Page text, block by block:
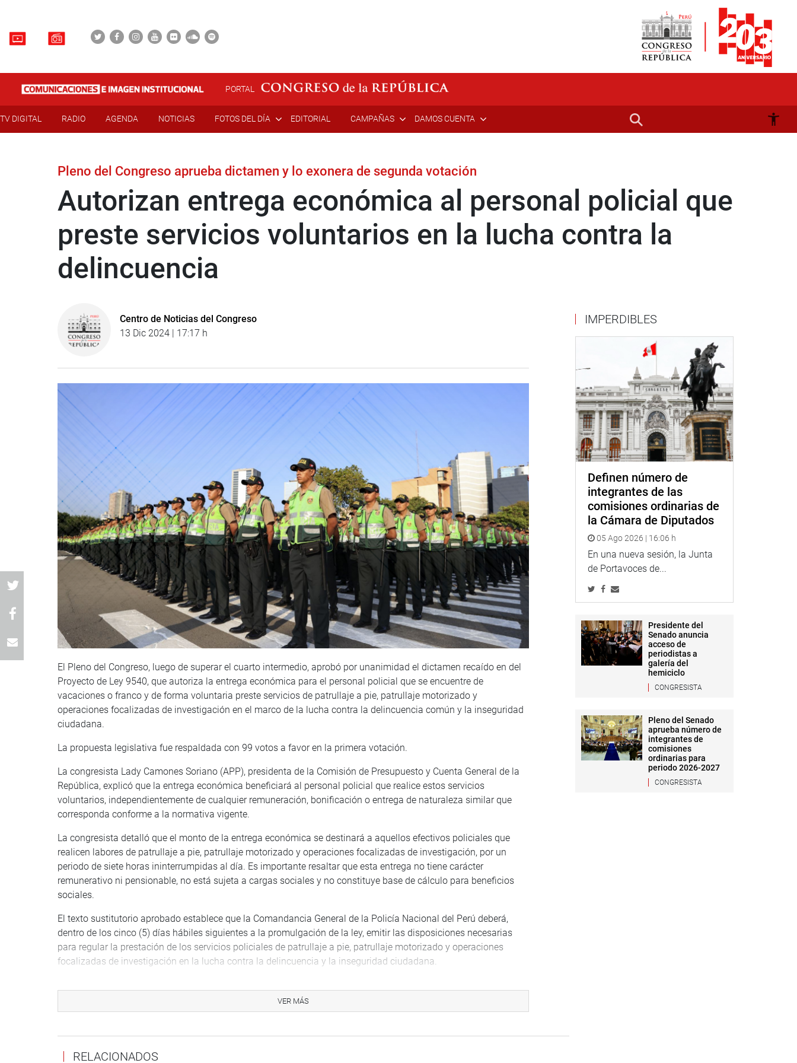
PORTAL
TV DIGITAL RADIO AGENDA NOTICIAS FOTOS DEL DÍA EDITORIAL CAMPAÑAS DAMOS CUENTA
Pleno del Congreso aprueba dictamen y lo exonera de segunda votación
Autorizan entrega económica al personal policial que
preste servicios voluntarios en la lucha contra la
delincuencia
Centro de Noticias del Congreso
13 Dic 2024 | 17:17 h
El Pleno del Congreso, luego de superar el cuarto intermedio, aprobó por unanimidad el dictamen recaído en del
Proyecto de Ley 9540, que autoriza la entrega económica para el personal policial que se encuentre de
vacaciones o franco y de forma voluntaria preste servicios de patrullaje a pie, patrullaje motorizado y
operaciones focalizadas de investigación en el marco de la lucha contra la delincuencia común y la inseguridad
ciudadana.
La propuesta legislativa fue respaldada con 99 votos a favor en la primera votación.
La congresista Lady Camones Soriano (APP), presidenta de la Comisión de Presupuesto y Cuenta General de la
República, explicó que la entrega económica beneficiará al personal policial que realice estos servicios
voluntarios, independientemente de cualquier remuneración, bonificación o entrega de naturaleza similar que
corresponda conforme a la normativa vigente.
La congresista detalló que el monto de la entrega económica se destinará a aquellos efectivos policiales que
realicen labores de patrullaje a pie, patrullaje motorizado y operaciones focalizadas de investigación, por un
periodo de siete horas ininterrumpidas al día. Es importante resaltar que esta entrega no tiene carácter
remunerativo ni pensionable, no está sujeta a cargas sociales y no constituye base de cálculo para beneficios
sociales.
El texto sustitutorio aprobado establece que la Comandancia General de la Policía Nacional del Perú deberá,
dentro de los cinco (5) días hábiles siguientes a la promulgación de la ley, emitir las disposiciones necesarias
para regular la prestación de los servicios policiales de patrullaje a pie, patrullaje motorizado y operaciones
focalizadas de investigación en la lucha contra la delincuencia y la inseguridad ciudadana.
OFICINA DE COMUNICACIONES E IMAGEN INSTITUCIONAL
VER MÁS
RELACIONADOS
IMPERDIBLES
Definen número de
integrantes de las
comisiones ordinarias de
la Cámara de Diputados
05 Ago 2026 | 16:06 h
En una nueva sesión, la Junta
de Portavoces de...
Presidente del
Senado anuncia
acceso de
periodistas a
galería del
hemiciclo
CONGRESISTA
Pleno del Senado
aprueba número de
integrantes de
comisiones
ordinarias para
periodo 2026-2027
CONGRESISTA